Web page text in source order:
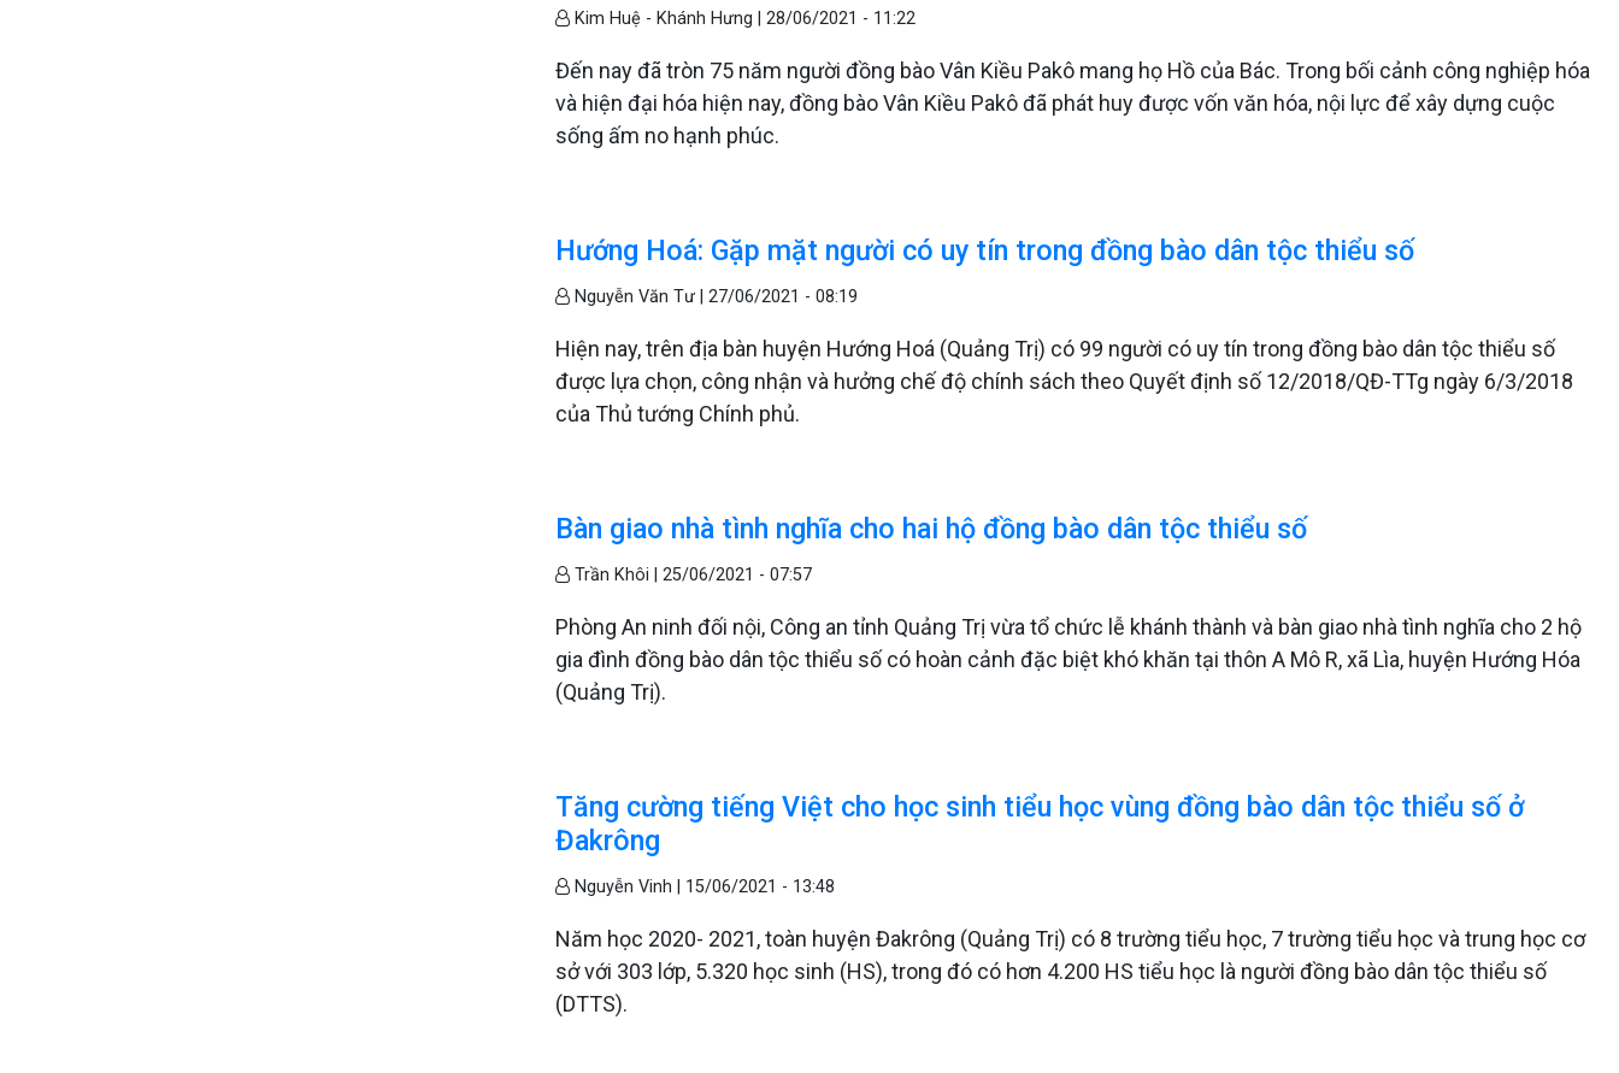
Kim Huệ - Khánh Hưng |28/06/2021 - 11:22
Đến nay đã tròn 75 năm người đồng bào Vân Kiều Pakô mang họ Hồ của Bác. Trong bối cảnh công nghiệp hóa
và hiện đại hóa hiện nay, đồng bào Vân Kiều Pakô đã phát huy được vốn văn hóa, nội lực để xây dựng cuộc
sống ấm no hạnh phúc.
Hướng Hoá: Gặp mặt người có uy tín trong đồng bào dân tộc thiểu số
Nguyễn Văn Tư |27/06/2021 - 08:19
Hiện nay, trên địa bàn huyện Hướng Hoá (Quảng Trị) có 99 người có uy tín trong đồng bào dân tộc thiểu số
được lựa chọn, công nhận và hưởng chế độ chính sách theo Quyết định số 12/2018/QĐ-TTg ngày 6/3/2018
của Thủ tướng Chính phủ.
Bàn giao nhà tình nghĩa cho hai hộ đồng bào dân tộc thiểu số
Trần Khôi |25/06/2021 - 07:57
Phòng An ninh đối nội, Công an tỉnh Quảng Trị vừa tổ chức lễ khánh thành và bàn giao nhà tình nghĩa cho 2 hộ
gia đình đồng bào dân tộc thiểu số có hoàn cảnh đặc biệt khó khăn tại thôn A Mô R, xã Lìa, huyện Hướng Hóa
(Quảng Trị).
Tăng cường tiếng Việt cho học sinh tiểu học vùng đồng bào dân tộc thiểu số ở
Đakrông
Nguyễn Vinh | 15/06/2021 - 13:48
Năm học 2020- 2021, toàn huyện Đakrông (Quảng Trị) có 8 trường tiểu học, 7 trường tiểu học và trung học cơ
sở với 303 lớp, 5.320 học sinh (HS), trong đó có hơn 4.200 HS tiểu học là người đồng bào dân tộc thiểu số
(DTTS).